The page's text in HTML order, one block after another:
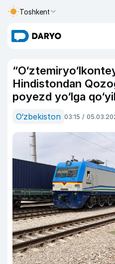
Toshkent
Hindistondan
poyezd yo‘lga
O‘zbekiston 03:15 /